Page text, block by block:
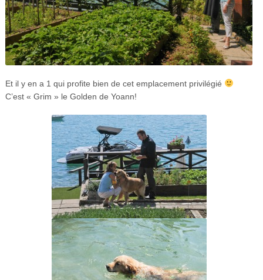
Et il y en a 1 qui profite bien de cet emplacement privilégié
C’est « Grim » le Golden de Yoann!